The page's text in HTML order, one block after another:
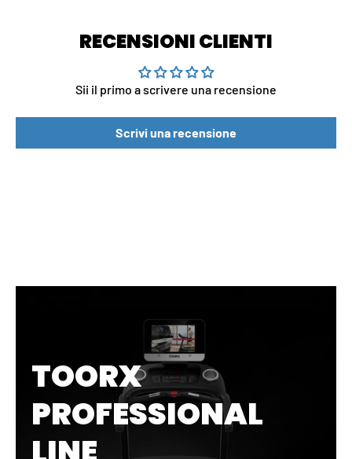
RECENSIONI CLIENTI
Sii il primo a scrivere una recensione
Scrivi una recensione
TOORX
PROFESSIONAL